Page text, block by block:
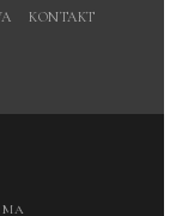
KONTAKT